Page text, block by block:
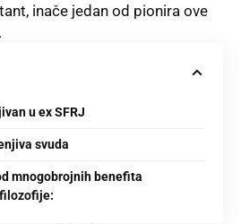
inače jedan od pionira ove
u ex SFRJ
svuda
mnogobrojnih benefita